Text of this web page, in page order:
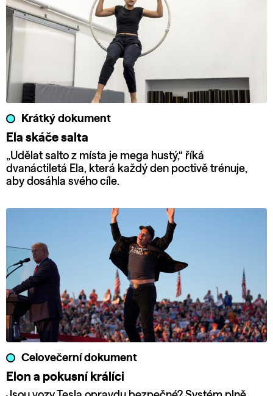
Krátký dokument
Ela skáče salta
„Udělat salto z místa je mega hustý,“ říká
dvanáctiletá Ela, která každý den poctivě trénuje,
aby dosáhla svého cíle.
Celovečerní dokument
Elon a pokusní králíci